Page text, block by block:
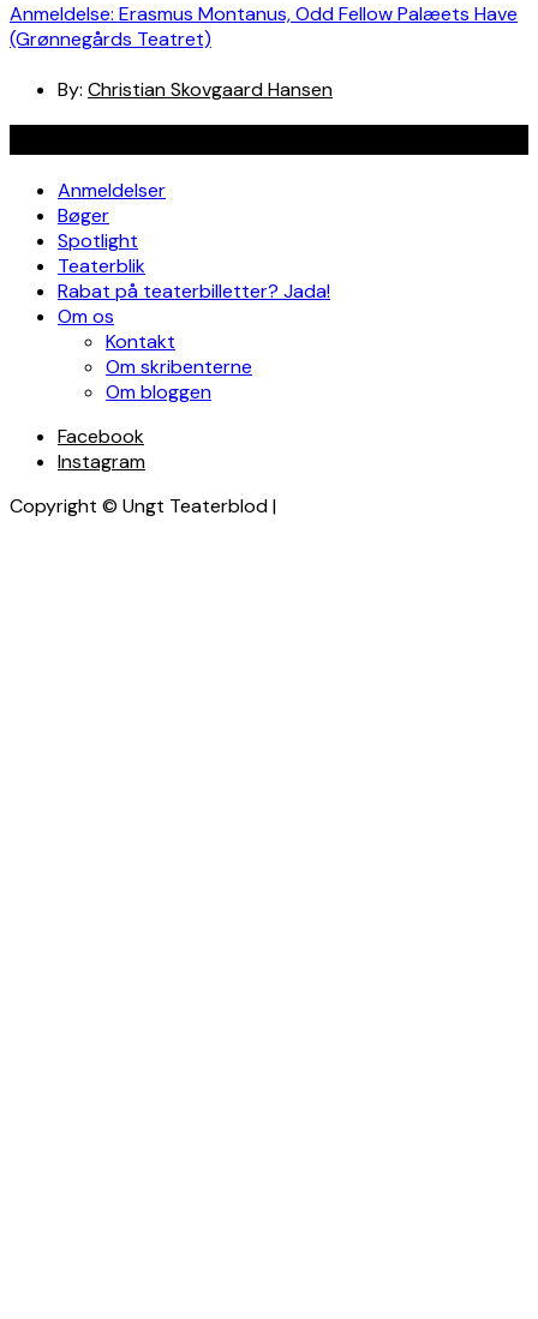
Anmeldelse: Erasmus Montanus, Odd Fellow Palæets Have
(Grønnegårds Teatret)
By: Christian Skovgaard Hansen
Anmeldelser
Bøger
Spotlight
Teaterblik
Rabat på teaterbilletter? Jada!
Om os
Kontakt
Om skribenterne
Om bloggen
Facebook
Instagram
Copyright © Ungt Teaterblod |